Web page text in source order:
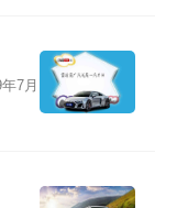
7月